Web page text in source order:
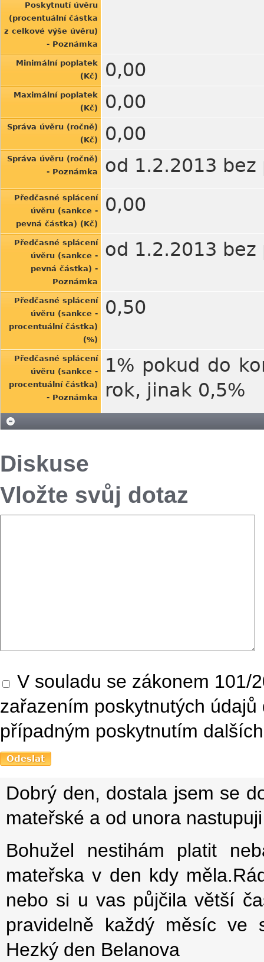
Poskytnutí úvěru
(procentuální částka
z celkové výše úvěru)
- Poznámka
Minimální poplatek
(Kč)
0,00
Maximální poplatek
(Kč)
0,00
Správa úvěru (ročně)
(Kč)
0,00
Správa úvěru (ročně)
- Poznámka
od 1.2.2013
Předčasné splácení
úvěru (sankce -
pevná částka) (Kč)
0,00
Předčasné splácení
úvěru (sankce -
pevná částka) -
Poznámka
od 1.2.2013
Předčasné splácení
úvěru (sankce -
procentuální částka)
(%)
0,50
Předčasné splácení
úvěru (sankce -
procentuální částka)
- Poznámka
1% pokud do
rok, jinak 0,5%
Diskuse
Vložte svůj dotaz
V souladu se zákonem 101/
zařazením poskytnutých
případným poskytnutím
Dobrý den, dostala jsem se
mateřské a od unora
Bohužel nestihám platit
mateřska v den kdy
nebo si u vas půjčila větší
pravidelně každý měsíc ve
Hezký den Belanova